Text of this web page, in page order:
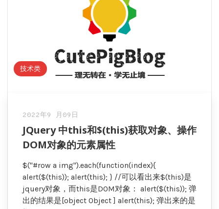
技术类
2022年9 月09日
JQuery 中this和$(this)获取对象、操作
DOM对象的元素属性
$("#row a img").each(function(index){
alert($(this)); alert(this); } //可以看出来$(this)是
jquery对象，而this是DOM对象： alert($(this)); 弹
出的结果是[object Object ] alert(this); 弹出来的是